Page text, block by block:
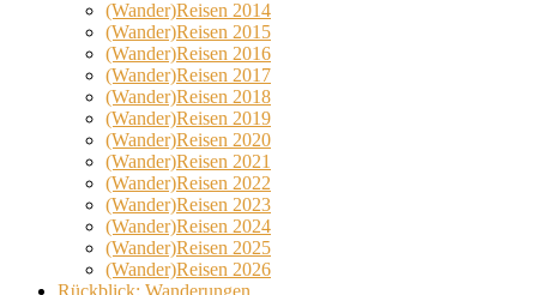
(Wander)Reisen 2014
(Wander)Reisen 2015
(Wander)Reisen 2016
(Wander)Reisen 2017
(Wander)Reisen 2018
(Wander)Reisen 2019
(Wander)Reisen 2020
(Wander)Reisen 2021
(Wander)Reisen 2022
(Wander)Reisen 2023
(Wander)Reisen 2024
(Wander)Reisen 2025
(Wander)Reisen 2026
Rückblick: Wanderungen